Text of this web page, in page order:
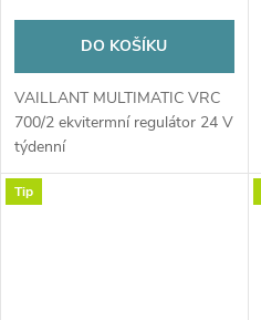
DO KOŠÍKU
VAILLANT MULTIMATIC VRC
700/2 ekvitermní regulátor 24 V
týdenní
Tip